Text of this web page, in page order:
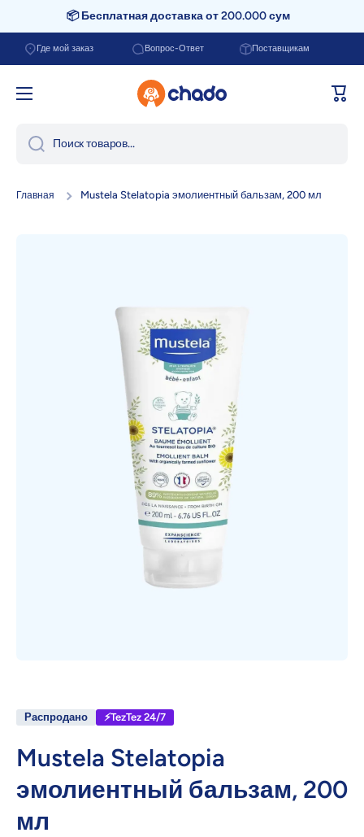
Перейти к содержанию
📦 Бесплатная доставка от 200.000 сум
Где мой заказ Вопрос-Ответ Поставщикам
Поиск товаров...
Главная Mustela Stelatopia эмолиентный бальзам, 200 мл
Распродано ⚡TezTez 24/7
Mustela Stelatopia
эмолиентный бальзам, 200
мл